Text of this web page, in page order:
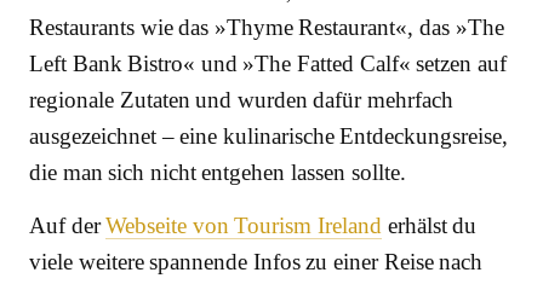
Restaurants wie das »Thyme Restaurant«, das »The
Left Bank Bistro« und »The Fatted Calf« setzen auf
regionale Zutaten und wurden dafür mehrfach
ausgezeichnet – eine kulinarische Entdeckungsreise,
die man sich nicht entgehen lassen sollte.
Auf derWebseite von Tourism Ireland erhälst du
viele weitere spannende Infos zu einer Reise nach